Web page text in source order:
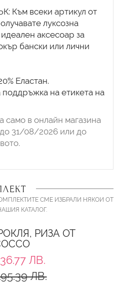
всеки артикул от
луксозна
аксесоар за
бански или лични
Еластан.
на етикета на
в онлайн магазина
31/08/2026 или до
СМЕ ИЗБРАЛИ НЯКОИ ОТ
КАТАЛОГ.
РИЗА ОТ
ЛВ.
ЛВ.